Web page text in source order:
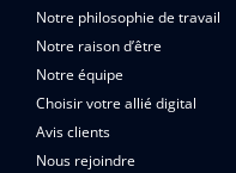
Notre philosophie de travail
Notre raison d’être
Notre équipe
Choisir votre allié digital
Avis clients
Nous rejoindre